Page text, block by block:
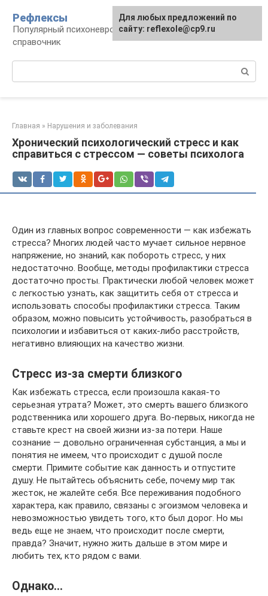
контенту
Рефлексы
Популярный психоневрологический
справочник
Главная » Нарушения и заболевания
Хронический психологический стресс и как
справиться с стрессом — советы психолога
Один из главных вопрос современности — как избежать
стресса? Многих людей часто мучает сильное нервное
напряжение, но знаний, как побороть стресс, у них
недостаточно. Вообще, методы профилактики стресса
достаточно просты. Практически любой человек может
с легкостью узнать, как защитить себя от стресса и
использовать способы профилактики стресса. Таким
образом, можно повысить устойчивость, разобраться в
психологии и избавиться от каких-либо расстройств,
негативно влияющих на качество жизни.
Стресс из-за смерти близкого
Как избежать стресса, если произошла какая-то
серьезная утрата? Может, это смерть вашего близкого
родственника или хорошего друга. Во-первых, никогда не
ставьте крест на своей жизни из-за потери. Наше
сознание — довольно ограниченная субстанция, а мы и
понятия не имеем, что происходит с душой после
смерти. Примите событие как данность и отпустите
душу. Не пытайтесь объяснить себе, почему мир так
жесток, не жалейте себя. Все переживания подобного
характера, как правило, связаны с эгоизмом человека и
невозможностью увидеть того, кто был дорог. Но мы
ведь еще не знаем, что происходит после смерти,
правда? Значит, нужно жить дальше в этом мире и
любить тех, кто рядом с вами.
Однако…
Для любых предложений по
сайту: reflexole@cp9.ru